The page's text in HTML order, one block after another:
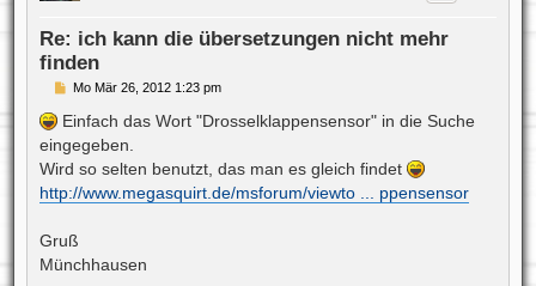
Re: ich kann die übersetzungen nicht mehr
finden
B
i
r
a
g
Mo Mär 26, 2012 1:23 pm
Einfach das Wort "Drosselklappensensor" in die Suche
eingegeben.
Wird so selten benutzt, das man es gleich findet
http://www.megasquirt.de/msforum/viewto ... ppensensor
Gruß
Münchhausen